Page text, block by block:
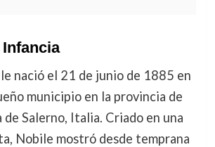
nació el 21 de junio de 1885 en
municipio en la provincia de
Salerno, Italia. Criado en una
Nobile mostró desde temprana